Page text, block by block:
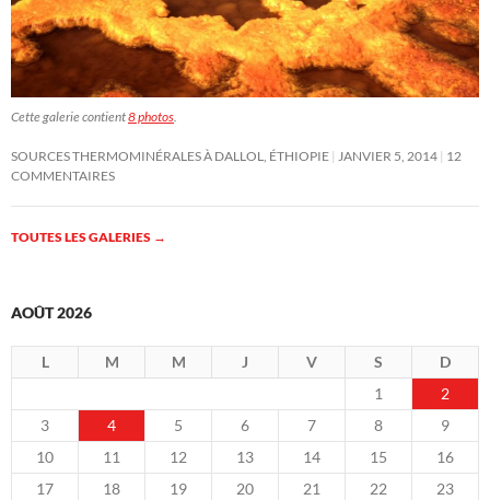
Cette galerie contient8 photos.
SOURCES THERMOMINÉRALES À DALLOL, ÉTHIOPIE JANVIER 5, 2014 12
COMMENTAIRES
TOUTES LES GALERIES →
AOÛT 2026
L M M J V S
D
1
2
3
4 5 6 7 8
9
10
11 12 13 14 15
16
17
18 19 20 21 22
23